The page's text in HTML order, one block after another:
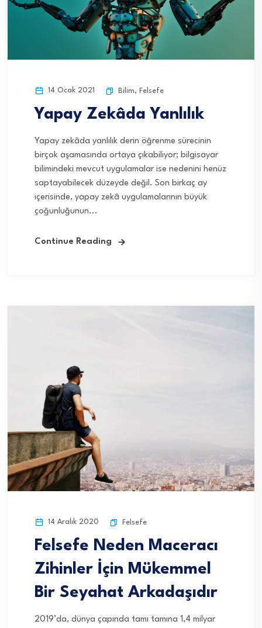
14 Ocak 2021 Bilim, Felsefe
Yapay Zekâda Yanlılık
Yapay zekâda yanlılık derin öğrenme sürecinin
birçok aşamasında ortaya çıkabiliyor; bilgisayar
bilimindeki mevcut uygulamalar ise nedenini henüz
saptayabilecek düzeyde değil. Son birkaç ay
içerisinde, yapay zekâ uygulamalarının büyük
çoğunluğunun...
Continue Reading
14 Aralık 2020 Felsefe
Felsefe Neden Maceracı
Zihinler İçin Mükemmel
Bir Seyahat Arkadaşıdır
2019’da, dünya çapında tamı tamına 1,4 milyar